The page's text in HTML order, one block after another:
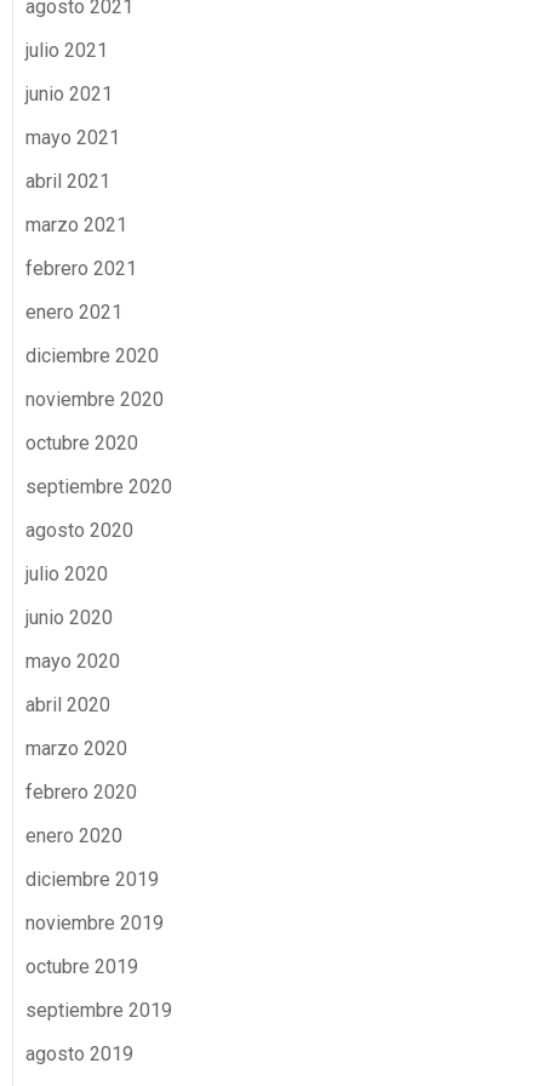
agosto 2021
julio 2021
junio 2021
mayo 2021
abril 2021
marzo 2021
febrero 2021
enero 2021
diciembre 2020
noviembre 2020
octubre 2020
septiembre 2020
agosto 2020
julio 2020
junio 2020
mayo 2020
abril 2020
marzo 2020
febrero 2020
enero 2020
diciembre 2019
noviembre 2019
octubre 2019
septiembre 2019
agosto 2019